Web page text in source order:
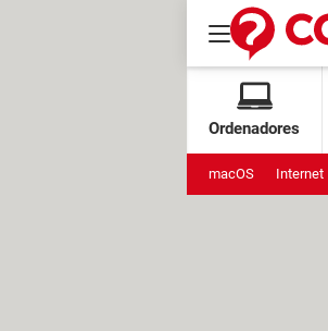
Ordenadores
macOS Internet